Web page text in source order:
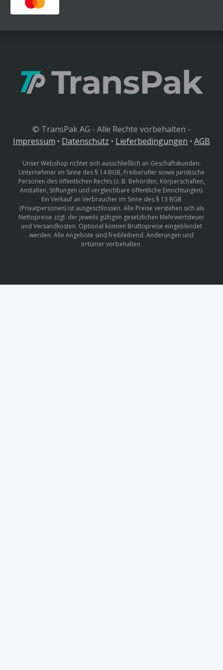
© TransPak AG - Alle Rechte vorbehalten -
Impressum • Datenschutz • Lieferbedingungen • AGB
Unser Webshop richtet sich ausschließlich an Geschäftskunden:
Unternehmer im Sinne des § 14 BGB, Freiberufler sowie juristische
Personen des öffentlichen Rechts (z. B. Behörden, Körperschaften,
Anstalten, Stiftungen und vergleichbare öffentliche Einrichtungen).
Ein Verkauf an Verbraucher im Sinne des § 13 BGB
(Privatpersonen) ist ausgeschlossen. Alle Preise verstehen sich als
Nettopreise zzgl. der jeweils gültigen gesetzlichen Mehrwertsteuer
und Versandkosten. Optional können Bruttopreise eingeblendet
werden. Alle Angebote sind freibleibend. Änderungen und
Irrtümer vorbehalten.